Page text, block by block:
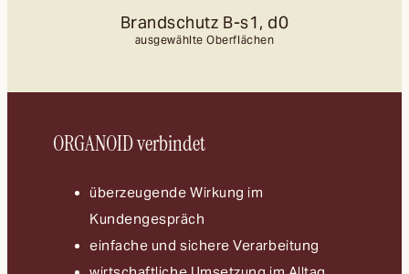
Brandschutz B-s1, d0
ausgewählte Oberflächen
ORGANOID verbindet
überzeugende Wirkung im
Kundengespräch
einfache und sichere Verarbeitung